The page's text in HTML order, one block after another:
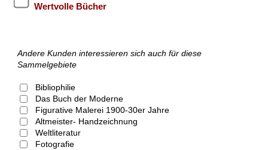
Wertvolle Bücher
Andere Kunden interessieren sich auch für diese
Sammelgebiete
Bibliophilie
Das Buch der Moderne
Figurative Malerei 1900-30er Jahre
Altmeister- Handzeichnung
Weltliteratur
Fotografie